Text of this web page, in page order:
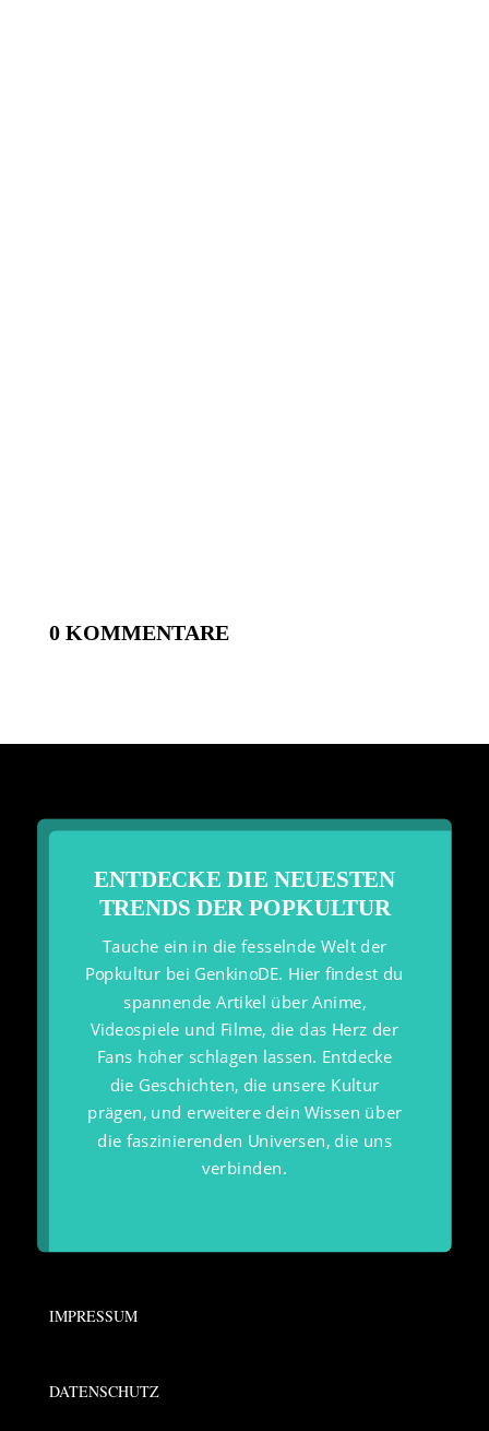
0 KOMMENTARE
ENTDECKE DIE NEUESTEN
TRENDS DER POPKULTUR
Tauche ein in die fesselnde Welt der
Popkultur bei GenkinoDE. Hier findest du
spannende Artikel über Anime,
Videospiele und Filme, die das Herz der
Fans höher schlagen lassen. Entdecke
die Geschichten, die unsere Kultur
prägen, und erweitere dein Wissen über
die faszinierenden Universen, die uns
verbinden.
IMPRESSUM
DATENSCHUTZ